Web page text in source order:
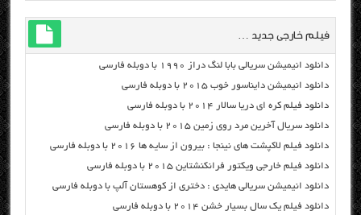
فیلم خارجی جدید …
دانلود انیمیشن سریالی بابا لنگ دراز ۱۹۹۰ با دوبله فارسی
دانلود انیمیشن دایناسور خوب ۲۰۱۵ با دوبله فارسی
دانلود فیلم کره ای دریا سالار ۲۰۱۴ با دوبله فارسی
دانلود سریال آخرین مرد روی زمین ۲۰۱۵ با دوبله فارسی
دانلود فیلم لاکپشت های نینجا : بیرون از سایه ها ۲۰۱۶ با دوبله فارسی
دانلود فیلم خارجی ویکتور فرانکنشتاین ۲۰۱۵ با دوبله فارسی
دانلود انیمیشن سریالی هایدی : دختری از کوهستان آلپ با دوبله فارسی
دانلود فیلم یک سال بسیار خشن ۲۰۱۴ با دوبله فارسی